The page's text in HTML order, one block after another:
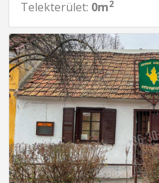
Telekterület: 0m2